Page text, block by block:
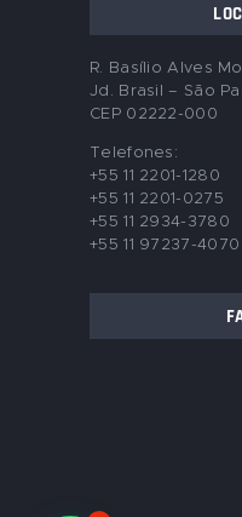
R. Basílio Alves
Jd. Brasil – São
CEP 02222-000
Telefones:
+55 11 2201-1280
+55 11 2201-0275
+55 11 2934-3780
+55 11 97237-